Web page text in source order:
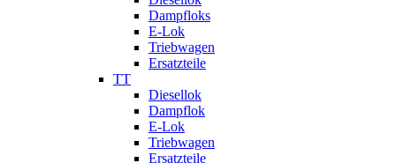
Dampfloks
E-Lok
Triebwagen
Ersatzteile
TT
Diesellok
Dampflok
E-Lok
Triebwagen
Ersatzteile